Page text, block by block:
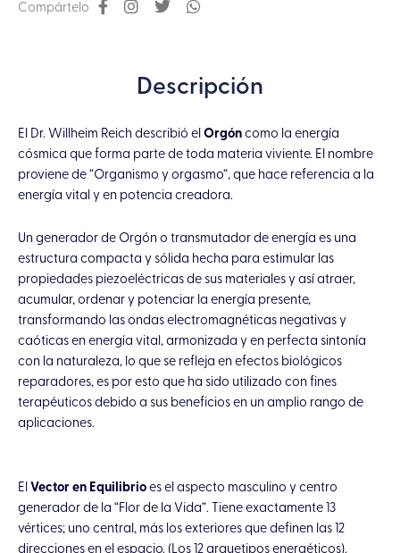
Negra
Compártelo
Descripción
El Dr. Willheim Reich describió el Orgón como la energía
cósmica que forma parte de toda materia viviente. El nombre
proviene de “Organismo y orgasmo”, que hace referencia a la
energía vital y en potencia creadora.
Un generador de Orgón o transmutador de energía es una
estructura compacta y sólida hecha para estimular las
propiedades piezoeléctricas de sus materiales y así atraer,
acumular, ordenar y potenciar la energía presente,
transformando las ondas electromagnéticas negativas y
caóticas en energía vital, armonizada y en perfecta sintonía
con la naturaleza, lo que se refleja en efectos biológicos
reparadores, es por esto que ha sido utilizado con fines
terapéuticos debido a sus beneficios en un amplio rango de
aplicaciones.
El Vector en Equilibrio es el aspecto masculino y centro
generador de la “Flor de la Vida”. Tiene exactamente 13
vértices; uno central, más los exteriores que definen las 12
direcciones en el espacio. (Los 12 arquetipos energéticos).